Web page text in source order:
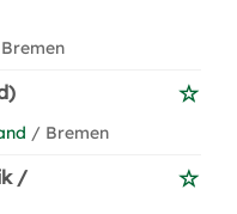
/ Bremen
/